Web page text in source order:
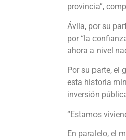
provincia”,
Ávila, por su
por “la
ahora a nivel
Por su parte, el
esta historia
inversión
“Estamos
En paralelo, el